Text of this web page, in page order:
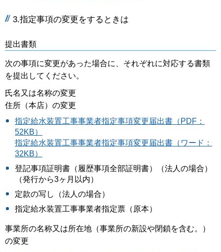
3.指定事項の変更をするときは
提出書類
次の事項に変更があった場合に、それぞれに対応する書類
を提出してください。
氏名又は名称の変更
住所（本店）の変更
指定給水装置工事事業者指定事項変更届出書（PDF：
52KB）
指定給水装置工事事業者指定事項変更届出書（ワード：
32KB）
登記事項証明書（履歴事項全部証明書）（法人の場合）
（発行から3ヶ月以内）
定款の写し（法人の場合）
指定給水装置工事事業者指定票（原本）
事業所の名称又は所在地（事業所の新設や閉鎖を含む。）
の変更